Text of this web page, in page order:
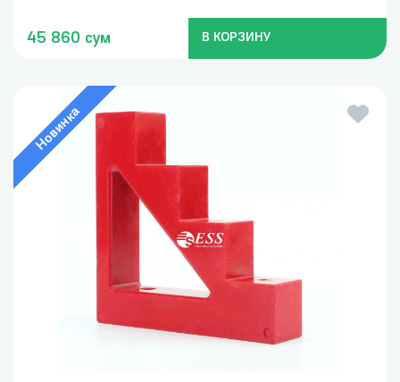
45 860 сум В КОРЗИНУ
Новинка